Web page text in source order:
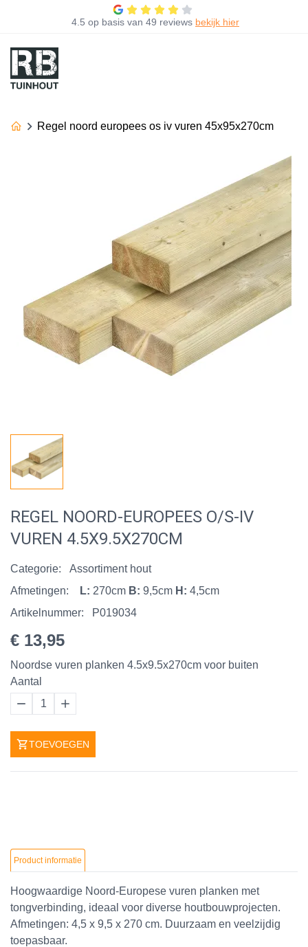
4.5 op basis van 49 reviews bekijk hier
Regel noord europees os iv vuren 45x95x270cm
REGEL NOORD-EUROPEES O/S-IV
VUREN 4.5X9.5X270CM
Categorie:
Assortiment hout
Afmetingen:
L: 270cm B: 9,5cm H: 4,5cm
Artikelnummer:
P019034
€ 13,95
Noordse vuren planken 4.5x9.5x270cm voor buiten
Aantal
1
TOEVOEGEN
Product informatie
Hoogwaardige Noord-Europese vuren planken met
tongverbinding, ideaal voor diverse houtbouwprojecten.
Afmetingen: 4,5 x 9,5 x 270 cm. Duurzaam en veelzijdig
toepasbaar.